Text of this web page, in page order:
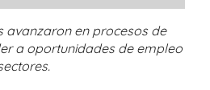
avanzaron en procesos de
a oportunidades de empleo